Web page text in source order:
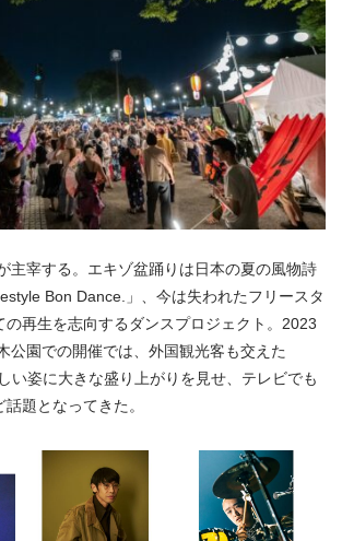
主宰する。エキゾ盆踊りは日本の夏の風物詩
Bon Dance.」、今は失われたフリースタ
の再生を志向するダンスプロジェクト。2023
公園での開催では、外国観光客も交えた
い姿に大きな盛り上がりを見せ、テレビでも
題となってきた。